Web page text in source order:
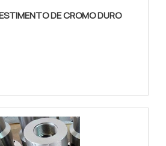
DE CROMO DURO